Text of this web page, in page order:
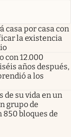
casa por casa con
la existencia
con 12.000
años después,
a los
de su vida en un
grupo de
bloques de
pestaña
nueva pestaña
en nueva pestaña